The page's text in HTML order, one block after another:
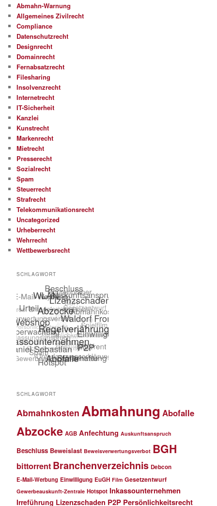
Abmahn-Warnung
Allgemeines Zivilrecht
Compliance
Datenschutzrecht
Designrecht
Domainrecht
Fernabsatzrecht
Filesharing
Insolvenzrecht
Internetrecht
IT-Sicherheit
Kanzlei
Kunstrecht
Markenrecht
Mietrecht
Presserecht
Sozialrecht
Spam
Steuerrecht
Strafrecht
Telekommunikationsrecht
Uncategorized
Urheberrecht
Wehrrecht
Wettbewerbsrecht
SCHLAGWORT
SCHLAGWORT
Abmahnkosten Abmahnung Abofalle
Abzocke AGB Anfechtung Auskunftsanspruch
Beschluss Beweislast Beweisverwertungsverbot BGH
bittorrent Branchenverzeichnis Debcon
E-Mail-Werbung Einwilligung EuGH Film Gesetzentwurf
Gewerbeauskunft-Zentrale Hotspot Inkassounternehmen
Irreführung Lizenzschaden P2P Persönlichkeitsrecht